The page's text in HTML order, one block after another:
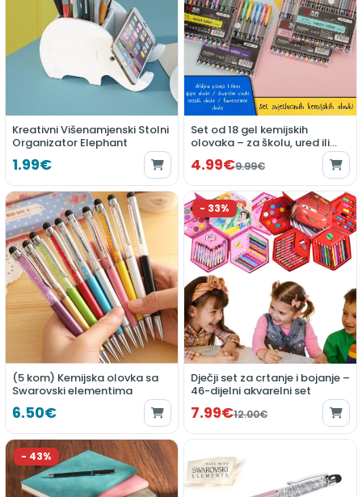
Kreativni Višenamjenski Stolni
Organizator Elephant
1.99€
Set od 18 gel kemijskih
olovaka – za školu, ured ili
hobije
4.99€9.99€
(5 kom) Kemijska olovka sa
Swarovski elementima
6.50€
Dječji set za crtanje i bojanje –
46-dijelni akvarelni set
7.99€12.00€